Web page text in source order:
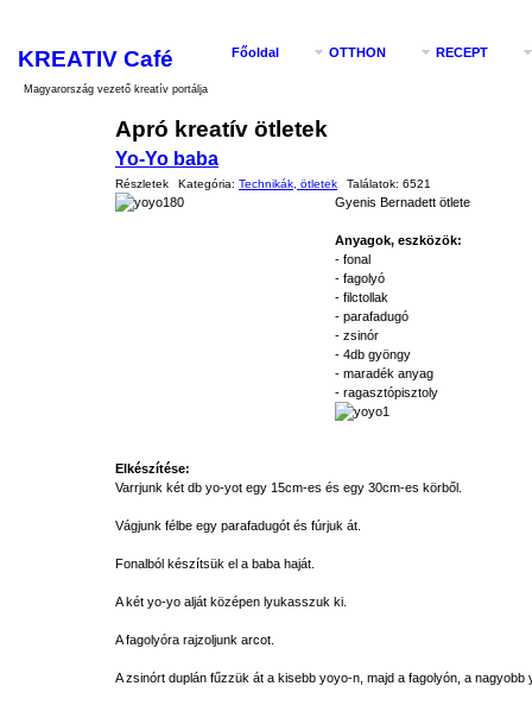
KREATIV Café
Magyarország vezető kreatív portálja
Főoldal OTTHON RECEPT
Apró kreatív ötletek
Yo-Yo baba
Részletek Kategória: Technikák, ötletek Találatok: 6521
Gyenis Bernadett ötlete
Anyagok, eszközök:
- fonal
- fagolyó
- filctollak
- parafadugó
- zsinór
- 4db gyöngy
- maradék anyag
- ragasztópisztoly
Elkészítése:
Varrjunk két db yo-yot egy 15cm-es és egy 30cm-es körből.
Vágjunk félbe egy parafadugót és fúrjuk át.
Fonalból készítsük el a baba haját.
A két yo-yo alját középen lyukasszuk ki.
A fagolyóra rajzoljunk arcot.
A zsinórt duplán fűzzük át a kisebb yoyo-n, majd a fagolyón, a nagyobb